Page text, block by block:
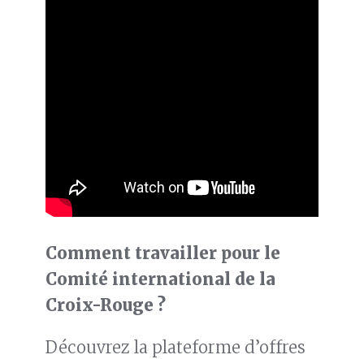
Comment travailler pour le
Comité international de la
Croix-Rouge ?
Découvrez la plateforme d’offres